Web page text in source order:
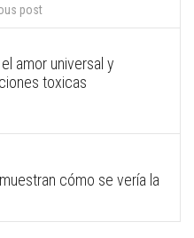
post
amor universal y
toxicas
cómo se vería la